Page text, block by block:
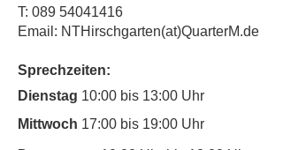
T: 089 54041416
Email: NTHirschgarten(at)QuarterM.de
Sprechzeiten:
Dienstag 10:00 bis 13:00 Uhr
Mittwoch 17:00 bis 19:00 Uhr